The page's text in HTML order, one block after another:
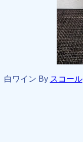
白ワイン By スコール